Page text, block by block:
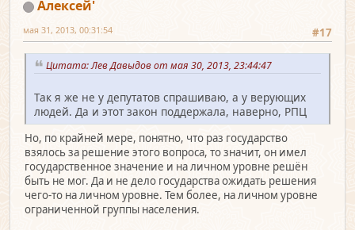
Алексей'
#17
мая 31, 2013, 00:31:54
Цитата: Лев Давыдов от мая 30, 2013, 23:44:47
Так я же не у депутатов спрашиваю, а у верующих
людей. Да и этот закон поддержала, наверно, РПЦ
Но, по крайней мере, понятно, что раз государство
взялось за решение этого вопроса, то значит, он имел
государственное значение и на личном уровне решён
быть не мог. Да и не дело государства ожидать решения
чего-то на личном уровне. Тем более, на личном уровне
ограниченной группы населения.